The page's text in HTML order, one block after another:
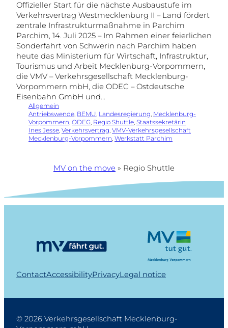
Offizieller Start für die nächste Ausbaustufe im
Verkehrsvertrag Westmecklenburg II – Land fördert
zentrale Infrastrukturmaßnahme in Parchim
Parchim, 14. Juli 2025 – Im Rahmen einer feierlichen
Sonderfahrt von Schwerin nach Parchim haben
heute das Ministerium für Wirtschaft, Infrastruktur,
Tourismus und Arbeit Mecklenburg-Vorpommern,
die VMV – Verkehrsgesellschaft Mecklenburg-
Vorpommern mbH, die ODEG – Ostdeutsche
Eisenbahn GmbH und…
Allgemein
Antriebswende, BEMU, Landesregierung, Mecklenburg-
Vorpommern, ODEG, Regio Shuttle, Staatssekretärin
Ines Jesse, Verkehrsvertrag, VMV-Verkehrsgesellschaft
Mecklenburg-Vorpommern, Werkstatt Parchim
MV on the move » Regio Shuttle
ContactAccessibilityPrivacyLegal notice
© 2026 Verkehrsgesellschaft Mecklenburg-